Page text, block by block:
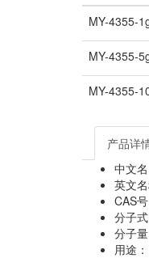
MY-4355-
MY-4355-
MY-4355-
产品详
中文名
英文名
CAS号
分子式
分子量
用途：